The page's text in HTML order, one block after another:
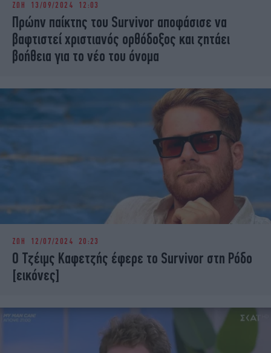
iBOOKS
OSCARS
THE OCEAN
MEDIA
ELAMEFORA
ΖΩΗ 13/09/2024 12:03
Πρώην παίκτης του Survivor αποφάσισε να
βαφτιστεί χριστιανός ορθόδοξος και ζητάει
βοήθεια για το νέο του όνομα
ΖΩΗ 12/07/2024 20:23
Ο Τζέιμς Καφετζής έφερε το Survivor στη Ρόδο
[εικόνες]